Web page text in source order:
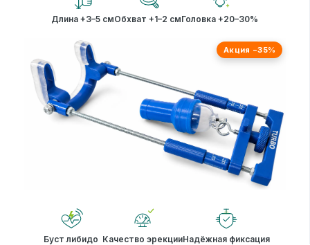
Длина +3–5 смОбхват +1–2 смГоловка +20–30%
Акция −35%
Буст либидо Качество эрекцииНадёжная фиксация